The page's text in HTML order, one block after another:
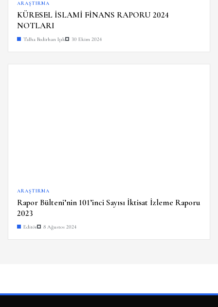
ARAŞTIRMA
KÜRESEL İSLAMİ FİNANS RAPORU 2024
NOTLARI
Talha Bedirhan Işık 30 Ekim 2024
ARAŞTIRMA
Rapor Bülteni’nin 101’inci Sayısı İktisat İzleme Raporu
2023
Editör 8 Ağustos 2024